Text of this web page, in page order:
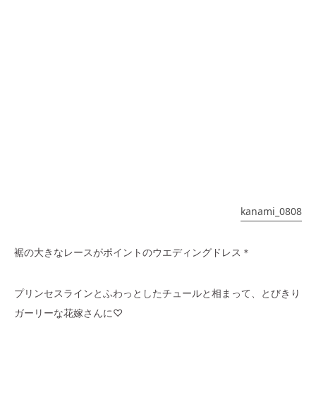
kanami_0808
裾の大きなレースがポイントのウエディングドレス＊
プリンセスラインとふわっとしたチュールと相まって、とびきり
ガーリーな花嫁さんに♡